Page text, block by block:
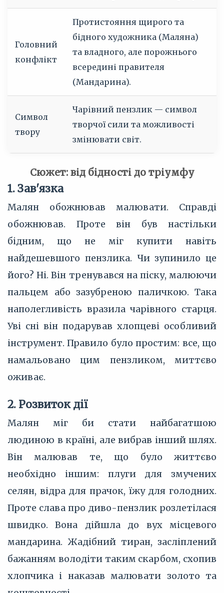
Головний
конфлікт
Протистояння щирого та
бідного художника (Маляна)
та владного, але порожнього
всередині правителя
(Мандарина).
Символ
твору
Чарівний пензлик — символ
творчої сили та можливості
змінювати світ.
Сюжет: від бідності до тріумфу
1. Зав'язка
Малян обожнював малювати. Справді
обожнював. Проте він був настільки
бідним, що не міг купити навіть
найдешевшого пензлика. Чи зупинило це
його? Ні. Він тренувався на піску, малюючи
пальцем або зазубреною паличкою. Така
наполегливість вразила чарівного старця.
Уві сні він подарував хлопцеві особливий
інструмент. Правило було простим: все, що
намальовано цим пензликом, миттєво
оживає.
2. Розвиток дії
Малян міг би стати найбагатшою
людиною в країні, але вибрав інший шлях.
Він малював те, що було життєво
необхідно іншим: плуги для змучених
селян, відра для прачок, їжу для голодних.
Проте слава про диво-пензлик розлетілася
швидко. Вона дійшла до вух місцевого
мандарина. Жадібний тиран, засліплений
бажанням володіти таким скарбом, схопив
хлопчика і наказав малювати золото та